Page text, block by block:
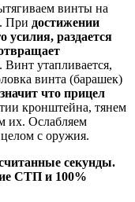
винты на
При достижении
усилия, раздается
. Винт утапливается,
винта (барашек)
что прицел
кронштейна, тянем
их. Ослабляем
с оружия.
секунды.
СТП и 100%